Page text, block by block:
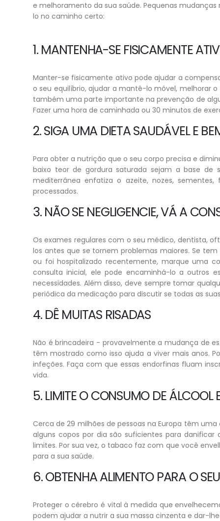
e melhoramento da sua saúde. Pequenas
lo no caminho certo:
1. MANTENHA-SE FISICAMENTE
Manter-se fisicamente ativo pode ajudar a
o seu equilíbrio, ajudar a mantê-lo móvel, melhorar
também uma parte importante na prevenção de
Fazer uma hora de caminhada ou 30 minutos de
2. SIGA UMA DIETA SAUDÁVEL E
Para obter a nutrição que o seu corpo precisa e
baixo teor de gordura saturada sejam a base de
mediterrânea enfatiza o azeite, nozes,
processados.
3. NÃO SE NEGLIGENCIE, VÁ A
Os exames regulares com o seu médico, dentista,
los antes que se tornem problemas maiores. Se
ou foi hospitalizado recentemente, marque uma
consulta inicial, ele pode encaminhá-lo a outros
necessidades. Além disso, deve sempre tomar
periódica da medicação para discutir se todas as
4. DÊ MUITAS RISADAS
Não é brincadeira - provavelmente a mudança de
têm mostrado como isso ajuda a viver mais anos.
infeções. Faça com que essas endorfinas fluam
vida.
5. LIMITE O CONSUMO DE ÁLCOOL
Cerca de 29 milhões de pessoas na Europa têm
alguns copos por dia são suficientes para
limites. Por sua vez, o tabaco faz com que você
para a sua saúde.
6. OBTENHA ALIMENTO PARA O
Proteger o cérebro é vital à medida que
podem ajudar a nutrir a sua massa cinzenta e dar-